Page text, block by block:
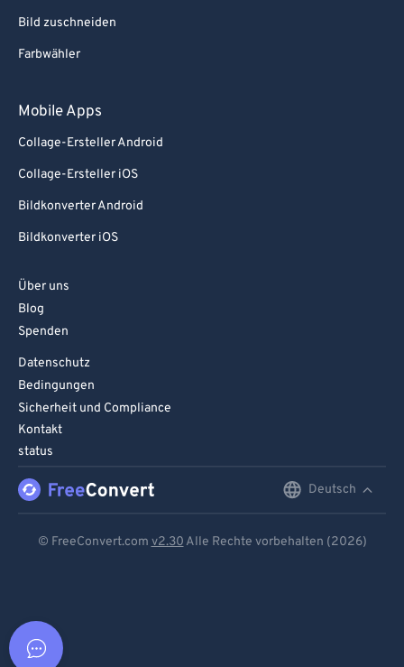
Bild zuschneiden
Farbwähler
Mobile Apps
Collage-Ersteller Android
Collage-Ersteller iOS
Bildkonverter Android
Bildkonverter iOS
Über uns
Blog
Spenden
Datenschutz
Bedingungen
Sicherheit und Compliance
Kontakt
status
Deutsch
© FreeConvert.com v2.30 Alle Rechte vorbehalten (2026)